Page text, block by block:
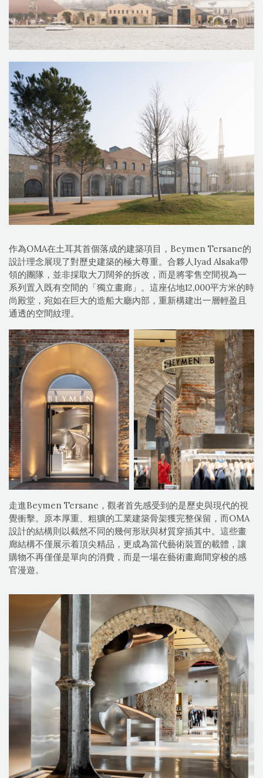
作為OMA在土耳其首個落成的建築項目，Beymen Tersane的
設計理念展現了對歷史建築的極大尊重。合夥人Iyad Alsaka帶
領的團隊，並非採取大刀闊斧的拆改，而是將零售空間視為一
系列置入既有空間的「獨立畫廊」。這座佔地12,000平方米的時
尚殿堂，宛如在巨大的造船大廳內部，重新構建出一層輕盈且
通透的空間紋理。
走進Beymen Tersane，觀者首先感受到的是歷史與現代的視
覺衝擊。原本厚重、粗獷的工業建築骨架獲完整保留，而OMA
設計的結構則以截然不同的幾何形狀與材質穿插其中。這些畫
廊結構不僅展示着頂尖精品，更成為當代藝術裝置的載體，讓
購物不再僅僅是單向的消費，而是一場在藝術畫廊間穿梭的感
官漫遊。